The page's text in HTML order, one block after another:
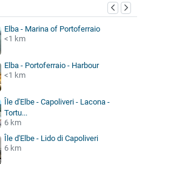
Elba - Marina of Portoferraio
<1 km
Elba - Portoferraio - Harbour
<1 km
Île d'Elbe - Capoliveri - Lacona -
Tortu...
6 km
Île d'Elbe - Lido di Capoliveri
6 km